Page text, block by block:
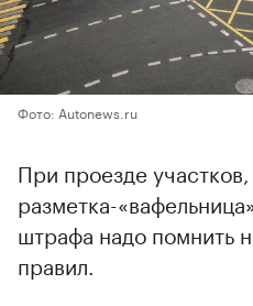
Фото: Autonews.ru
При проезде
разметка-
штрафа надо помнить
правил.